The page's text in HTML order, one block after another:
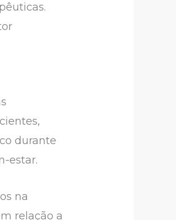
durante
estar.
na
relação a